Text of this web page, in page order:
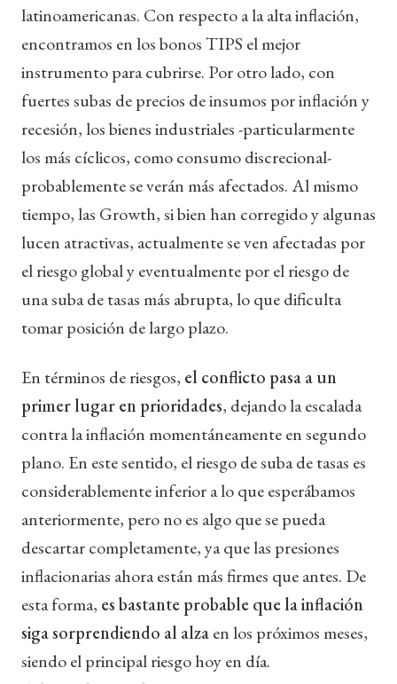
latinoamericanas. Con respecto a la alta inflación,
encontramos en los bonos TIPS el mejor
instrumento para cubrirse. Por otro lado, con
fuertes subas de precios de insumos por inflación y
recesión, los bienes industriales -particularmente
los más cíclicos, como consumo discrecional-
probablemente se verán más afectados. Al mismo
tiempo, las Growth, si bien han corregido y algunas
lucen atractivas, actualmente se ven afectadas por
el riesgo global y eventualmente por el riesgo de
una suba de tasas más abrupta, lo que dificulta
tomar posición de largo plazo.
En términos de riesgos, el conflicto pasa a un
primer lugar en prioridades, dejando la escalada
contra la inflación momentáneamente en segundo
plano. En este sentido, el riesgo de suba de tasas es
considerablemente inferior a lo que esperábamos
anteriormente, pero no es algo que se pueda
descartar completamente, ya que las presiones
inflacionarias ahora están más firmes que antes. De
esta forma, es bastante probable que la inflación
siga sorprendiendo al alzaen los próximos meses,
siendo el principal riesgo hoy en día.